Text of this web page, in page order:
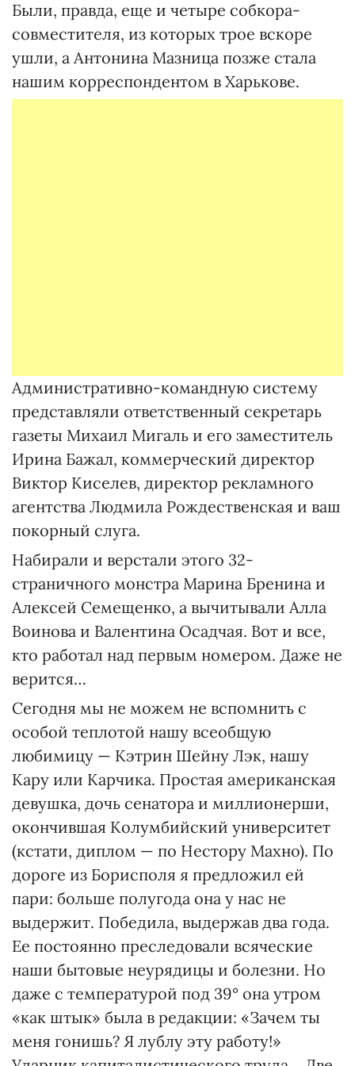
Были, правда, еще и четыре собкора-
совместителя, из которых трое вскоре
ушли, а Антонина Мазница позже стала
нашим корреспондентом в Харькове.
Административно-командную систему
представляли ответственный секретарь
газеты Михаил Мигаль и его заместитель
Ирина Бажал, коммерческий директор
Виктор Киселев, директор рекламного
агентства Людмила Рождественская и ваш
покорный слуга.
Набирали и верстали этого 32-
страничного монстра Марина Бренина и
Алексей Семещенко, а вычитывали Алла
Воинова и Валентина Осадчая. Вот и все,
кто работал над первым номером. Даже не
верится…
Сегодня мы не можем не вспомнить с
особой теплотой нашу всеобщую
любимицу — Кэтрин Шейну Лэк, нашу
Кару или Карчика. Простая американская
девушка, дочь сенатора и миллионерши,
окончившая Колумбийский университет
(кстати, диплом — по Нестору Махно). По
дороге из Борисполя я предложил ей
пари: больше полугода она у нас не
выдержит. Победила, выдержав два года.
Ее постоянно преследовали всяческие
наши бытовые неурядицы и болезни. Но
даже с температурой под 39° она утром
«как штык» была в редакции: «Зачем ты
меня гонишь? Я лублу эту работу!»